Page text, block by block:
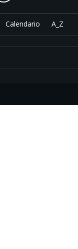
Calendario A_Z